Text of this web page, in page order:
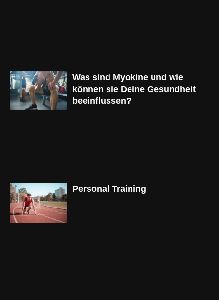
Was sind Myokine und wie
können sie Deine Gesundheit
beeinflussen?
Personal Training